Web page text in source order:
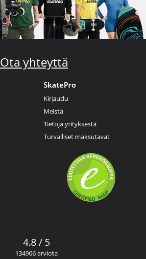
Ota yhteyttä
SkatePro
Kirjaudu
Meistä
Tietoja yrityksestä
Turvalliset maksutavat
4.8 / 5
134966 arviota